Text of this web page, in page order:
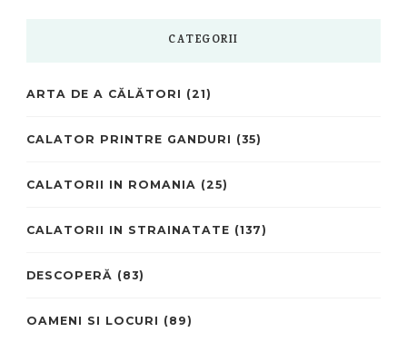
CATEGORII
ARTA DE A CĂLĂTORI (21)
CALATOR PRINTRE GANDURI (35)
CALATORII IN ROMANIA (25)
CALATORII IN STRAINATATE (137)
DESCOPERĂ (83)
OAMENI SI LOCURI (89)